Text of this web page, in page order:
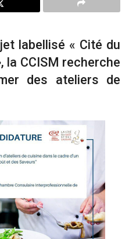
labellisé « Cité du
la CCISM recherche
des ateliers de